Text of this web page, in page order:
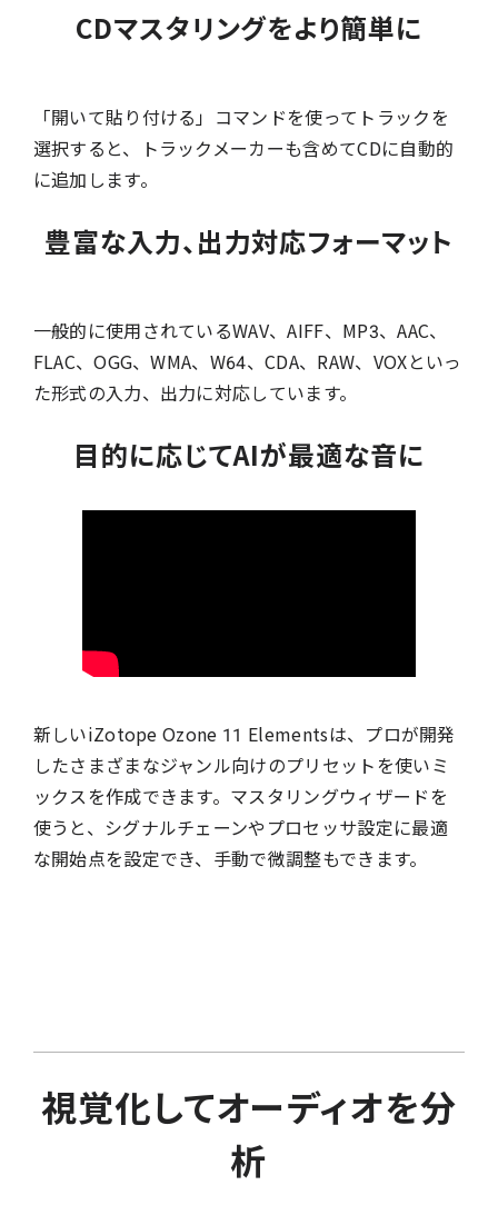
CDマスタリングをより簡単に
「開いて貼り付ける」コマンドを使ってトラックを
選択すると、トラックメーカーも含めてCDに自動的
に追加します。
豊富な入力、出力対応フォーマット
一般的に使用されているWAV、AIFF、MP3、AAC、
FLAC、OGG、WMA、W64、CDA、RAW、VOXといっ
た形式の入力、出力に対応しています。
目的に応じてAIが最適な音に
新しいiZotope Ozone 11 Elementsは、プロが開発
したさまざまなジャンル向けのプリセットを使いミ
ックスを作成できます。マスタリングウィザードを
使うと、シグナルチェーンやプロセッサ設定に最適
な開始点を設定でき、手動で微調整もできます。
視覚化してオーディオを分
析